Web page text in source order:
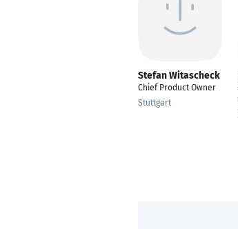
Stefan Witascheck
Chief Product Owner
Stuttgart